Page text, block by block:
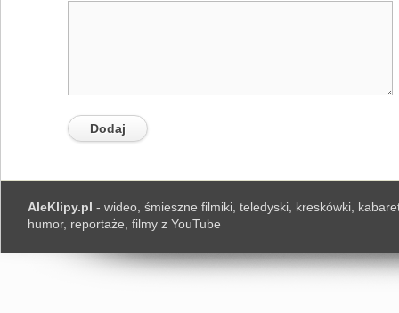
AleKlipy.pl - wideo, śmieszne filmiki, teledyski, kreskówki,
humor, reportaże, filmy z YouTube